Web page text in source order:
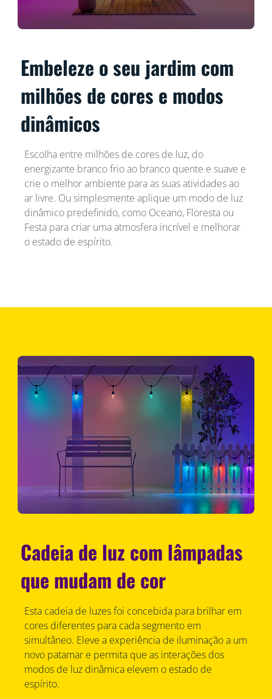
Embeleze o seu jardim com
milhões de cores e modos
dinâmicos
Escolha entre milhões de cores de luz, do
energizante branco frio ao branco quente e suave e
crie o melhor ambiente para as suas atividades ao
ar livre. Ou simplesmente aplique um modo de luz
dinâmico predefinido, como Oceano, Floresta ou
Festa para criar uma atmosfera incrível e melhorar
o estado de espírito.
Cadeia de luz com lâmpadas
que mudam de cor
Esta cadeia de luzes foi concebida para brilhar em
cores diferentes para cada segmento em
simultâneo. Eleve a experiência de iluminação a um
novo patamar e permita que as interações dos
modos de luz dinâmica elevem o estado de
espírito.